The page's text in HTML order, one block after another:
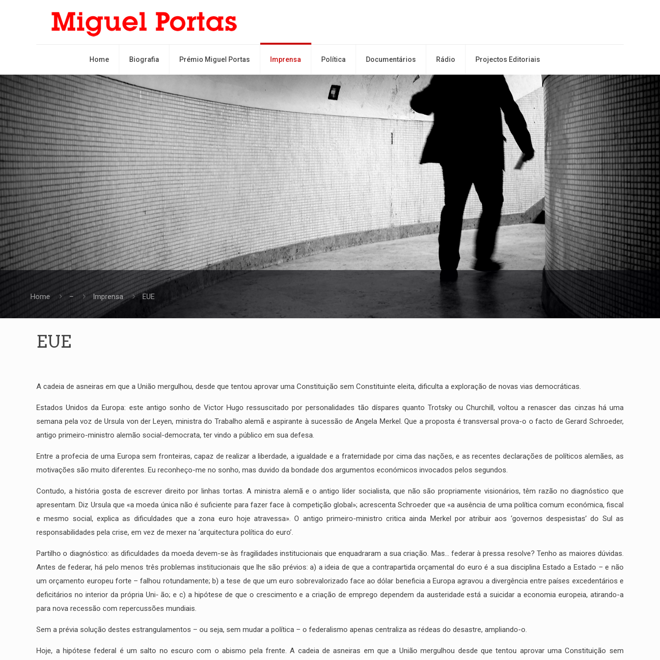
Home Biografia Prémio Miguel Portas Imprensa Política Documentários Rádio Projectos Editoriais
Home – Imprensa EUE
EUE
A cadeia de asneiras em que a União mergulhou, desde que tentou aprovar uma Constituição sem Constituinte eleita, dificulta a exploração de novas vias democráticas.
Estados Unidos da Europa: este antigo sonho de Victor Hugo ressuscitado por personalidades tão díspares quanto Trotsky ou Churchill, voltou a renascer das cinzas há uma
semana pela voz de Ursula von der Leyen, ministra do Trabalho alemã e aspirante à sucessão de Angela Merkel. Que a proposta é transversal prova-o o facto de Gerard Schroeder,
antigo primeiro-ministro alemão social-democrata, ter vindo a público em sua defesa.
Entre a profecia de uma Europa sem fronteiras, capaz de realizar a liberdade, a igualdade e a fraternidade por cima das nações, e as recentes declarações de políticos alemães, as
motivações são muito diferentes. Eu reconheço-me no sonho, mas duvido da bondade dos argumentos económicos invocados pelos segundos.
Contudo, a história gosta de escrever direito por linhas tortas. A ministra alemã e o antigo líder socialista, que não são propriamente visionários, têm razão no diagnóstico que
apresentam. Diz Ursula que «a moeda única não é suficiente para fazer face à competição global»; acrescenta Schroeder que «a ausência de uma política comum económica, fiscal
e mesmo social, explica as dificuldades que a zona euro hoje atravessa». O antigo primeiro-ministro critica ainda Merkel por atribuir aos ‘governos despesistas’ do Sul as
responsabilidades pela crise, em vez de mexer na ‘arquitectura política do euro’.
Partilho o diagnóstico: as dificuldades da moeda devem-se às fragilidades institucionais que enquadraram a sua criação. Mas… federar à pressa resolve? Tenho as maiores dúvidas.
Antes de federar, há pelo menos três problemas institucionais que lhe são prévios: a) a ideia de que a contrapartida orçamental do euro é a sua disciplina Estado a Estado – e não
um orçamento europeu forte – falhou rotundamente; b) a tese de que um euro sobrevalorizado face ao dólar beneficia a Europa agravou a divergência entre países excedentários e
deficitários no interior da própria Uni- ão; e c) a hipótese de que o crescimento e a criação de emprego dependem da austeridade está a suicidar a economia europeia, atirando-a
para nova recessão com repercussões mundiais.
Sem a prévia solução destes estrangulamentos – ou seja, sem mudar a política – o federalismo apenas centraliza as rédeas do desastre, ampliando-o.
Hoje, a hipótese federal é um salto no escuro com o abismo pela frente. A cadeia de asneiras em que a União mergulhou desde que tentou aprovar uma Constituição sem
Correio electrónico
info@miguelportas.pt